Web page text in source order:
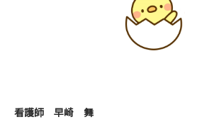
看護師 早崎 舞